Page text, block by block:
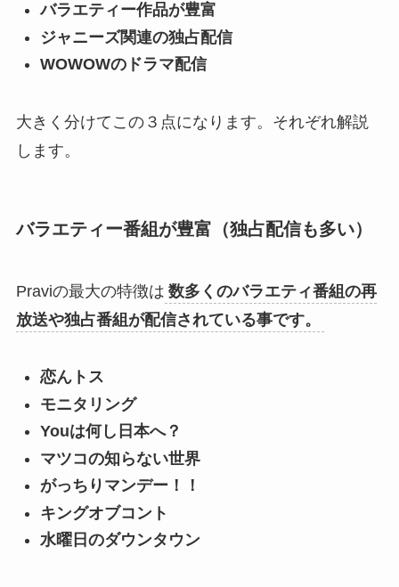
バラエティー作品が豊富
ジャニーズ関連の独占配信
WOWOWのドラマ配信
大きく分けてこの３点になります。それぞれ解説
します。
バラエティー番組が豊富（独占配信も多い）
Praviの最大の特徴は 数多くのバラエティ番組の再
放送や独占番組が配信されている事です。
恋んトス
モニタリング
Youは何し日本へ？
マツコの知らない世界
がっちりマンデー！！
キングオブコント
水曜日のダウンタウン